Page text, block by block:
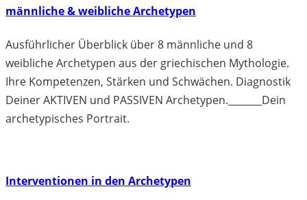
männliche & weibliche Archetypen
Ausführlicher Überblick über 8 männliche und 8
weibliche Archetypen aus der griechischen Mythologie.
Ihre Kompetenzen, Stärken und Schwächen. Diagnostik
Deiner AKTIVEN und PASSIVEN Archetypen._______Dein
archetypisches Portrait.
Interventionen in den Archetypen